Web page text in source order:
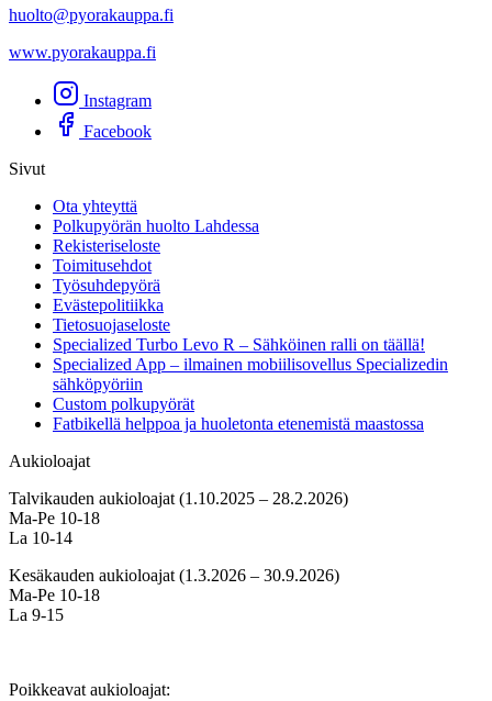
huolto@pyorakauppa.fi
www.pyorakauppa.fi
Instagram
Facebook
Sivut
Ota yhteyttä
Polkupyörän huolto Lahdessa
Rekisteriseloste
Toimitusehdot
Työsuhdepyörä
Evästepolitiikka
Tietosuojaseloste
Specialized Turbo Levo R – Sähköinen ralli on täällä!
Specialized App – ilmainen mobiilisovellus Specializedin
sähköpyöriin
Custom polkupyörät
Fatbikellä helppoa ja huoletonta etenemistä maastossa
Aukioloajat
Talvikauden aukioloajat (1.10.2025 – 28.2.2026)
Ma-Pe 10-18
La 10-14
Kesäkauden aukioloajat (1.3.2026 – 30.9.2026)
Ma-Pe 10-18
La 9-15
Poikkeavat aukioloajat: